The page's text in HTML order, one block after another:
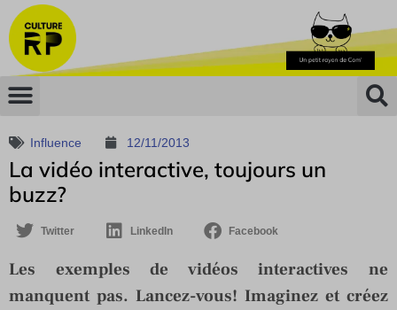
Influence 12/11/2013
La vidéo interactive, toujours un
buzz?
Twitter LinkedIn Facebook
Les exemples de vidéos interactives ne
manquent pas. Lancez-vous! Imaginez et créez